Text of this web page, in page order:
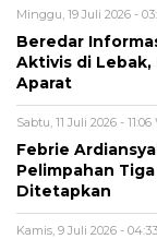
Minggu, 19 Juli 2026 -
Beredar
Aktivis di Lebak,
Aparat
Sabtu, 11 Juli 2026 -
Febrie
Pelimpahan
Ditetapkan
Kamis, 9 Juli 2026 -